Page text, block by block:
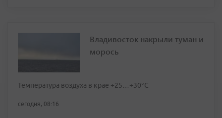
Владивосток накрыли туман и
морось
Температура воздуха в крае +25…+30°C
сегодня, 08:16